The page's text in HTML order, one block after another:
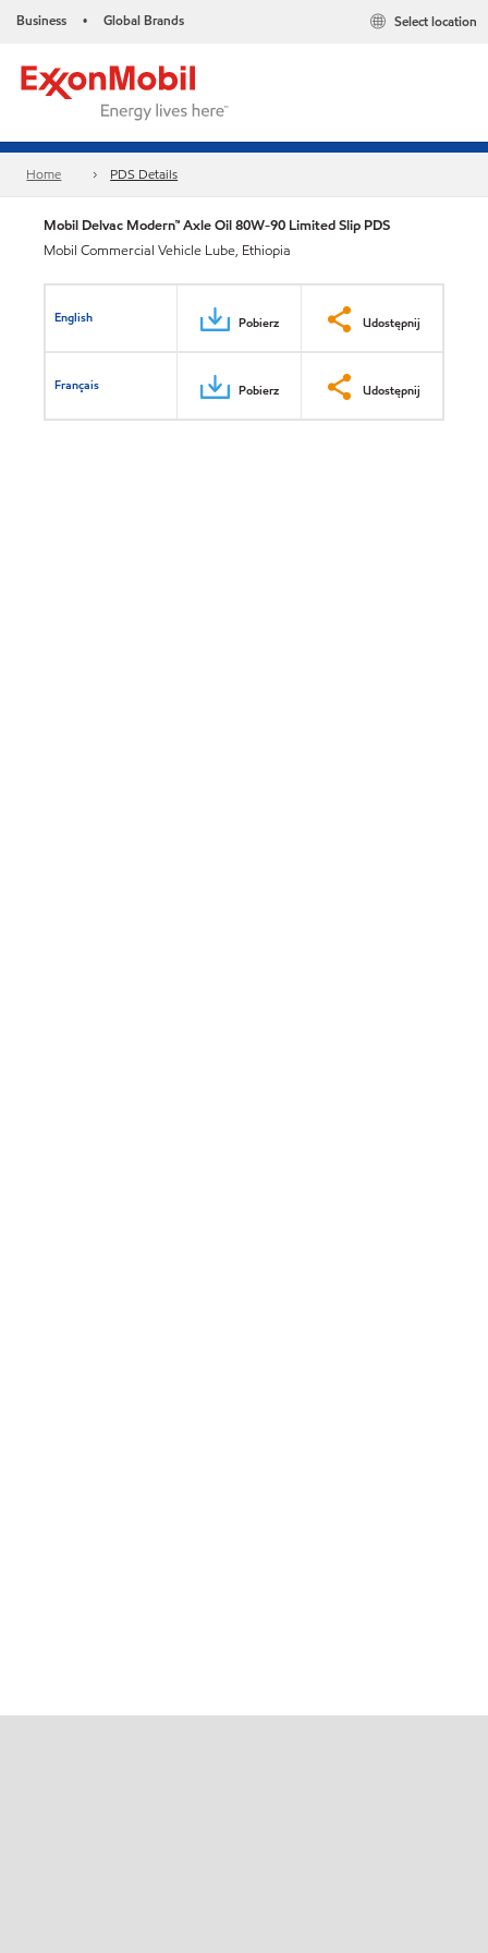
Business • Global Brands Select location
Home PDS Details
Mobil Delvac Modern™ Axle Oil 80W-90 Limited Slip PDS
Mobil Commercial Vehicle Lube, Ethiopia
English Pobierz Udostępnij
Français Pobierz Udostępnij